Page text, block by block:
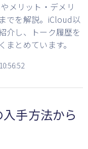
メリット・デメリ
でを解説。iCloud以
介し、トーク履歴を
とめています。
入手方法から